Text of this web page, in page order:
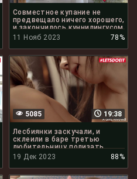
Совместное купание не
предвещало ничего хорошего,
и закончилось куннилингусом
11 Нояб 2023
78%
19:38
5085
Лесбиянки заскучали, и
склеили в баре третью
любительницу полизать
клитор
19 Дек 2023 88%